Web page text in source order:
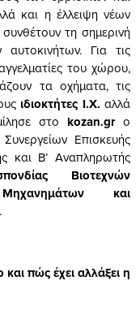
και η έλλειψη νέων
τη σημερινή
Για τις
του χώρου,
τα οχήματα, τις
ιδιοκτήτες Ι.Χ. αλλά
στο kozan.grο
Επισκευής
και Β’ Αναπληρωτής
Βιοτεχνών
και
.
πώς έχει αλλάξει η